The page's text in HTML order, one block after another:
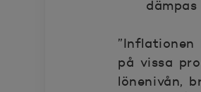
på vissa
lönenivån,